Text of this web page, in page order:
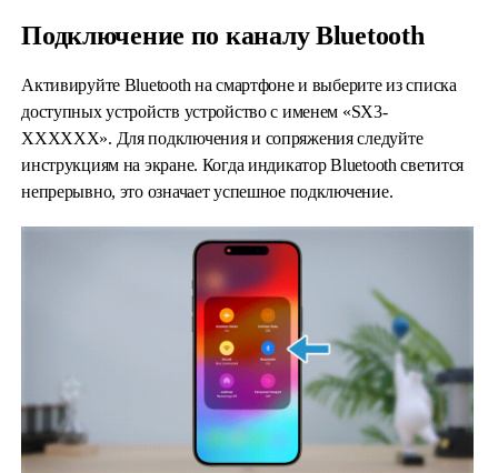
Подключение по каналу Bluetooth
Активируйте Bluetooth на смартфоне и выберите из списка
доступных устройств устройство с именем «SX3-
XXXXXX». Для подключения и сопряжения следуйте
инструкциям на экране. Когда индикатор Bluetooth светится
непрерывно, это означает успешное подключение.